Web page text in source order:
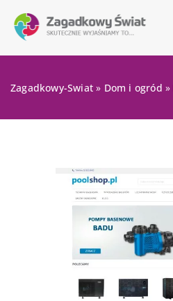
Zagadkowy-Swiat » Dom i ogród »